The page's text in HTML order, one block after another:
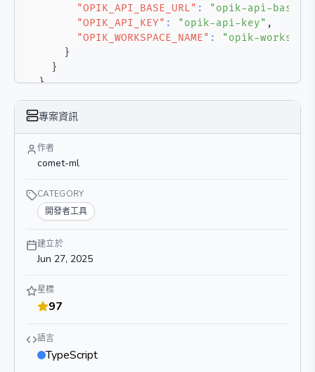
"OPIK_API_BASE_URL" :
"opik-api-base-
"OPIK_API_KEY" : "opik-api-key" ,
"OPIK_WORKSPACE_NAME" :
"opik-
}
}
}
專案資訊
作者
comet-ml
CATEGORY
開發者工具
建立於
Jun 27, 2025
星標
97
語言
TypeScript